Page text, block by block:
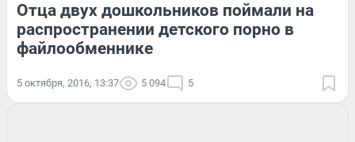
Отца двух дошкольников поймали на
распространении детского порно в
файлообменнике
5 октября, 2016, 13:37 5 094 5